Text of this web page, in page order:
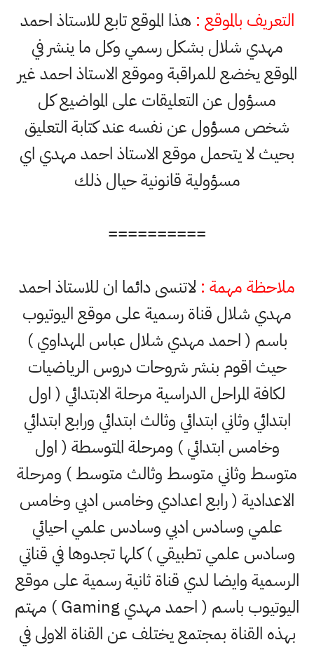
بالموقع :هذا الموقع تابع للاستاذ احمد
شلال بشكل رسمي وكل ما ينشر في
يخضع للمراقبة وموقع الاستاذ احمد غير
عن التعليقات على المواضيع كل
مسؤول عن نفسه عند كتابة التعليق
لا يتحمل موقع الاستاذ احمد مهدي اي
مسؤولية قانونية حيال ذلك
==========
مهمة :لاتنسى دائما ان للاستاذ احمد
شلال قناة رسمية على موقع اليوتيوب
( احمد مهدي شلال عباس المهداوي )
اقوم بنشر شروحات دروس الرياضيات
المراحل الدراسية مرحلة الابتدائي ( اول
وثاني ابتدائي وثالث ابتدائي ورابع ابتدائي
ابتدائي ) ومرحلة المتوسطة ( اول
وثاني متوسط وثالث متوسط ) ومرحلة
( رابع اعدادي وخامس ادبي وخامس
وسادس ادبي وسادس علمي احيائي
علمي تطبيقي ) كلها تجدوها في قناتي
وايضا لدي قناة ثانية رسمية على موقع
اليوتيوب باسم ( احمد مهدي Gaming ) مهتم
القناة بمجتمع يختلف عن القناة الاولى في